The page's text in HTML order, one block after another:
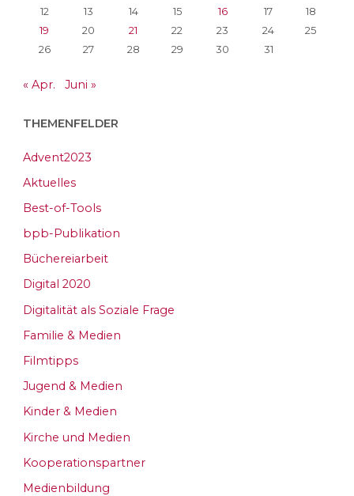
12
13 14 15 16 17
18
19
20 21 22 23 24
25
26
27 28 29 30 31
« Apr. Juni »
THEMENFELDER
Advent2023
Aktuelles
Best-of-Tools
bpb-Publikation
Büchereiarbeit
Digital 2020
Digitalität als Soziale Frage
Familie & Medien
Filmtipps
Jugend & Medien
Kinder & Medien
Kirche und Medien
Kooperationspartner
Medienbildung